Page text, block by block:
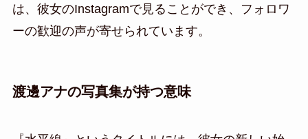
は、彼女のInstagramで見ることができ、フォロワ
ーの歓迎の声が寄せられています。
渡邊アナの写真集が持つ意味